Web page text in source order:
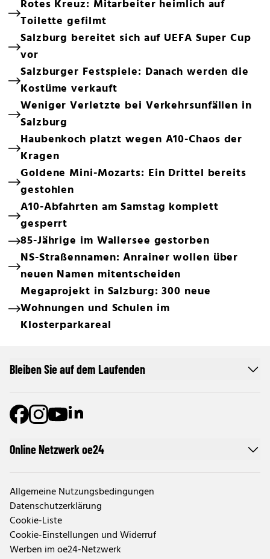
Rotes Kreuz: Mitarbeiter heimlich auf
Toilette gefilmt
Salzburg bereitet sich auf UEFA Super Cup
vor
Salzburger Festspiele: Danach werden die
Kostüme verkauft
Weniger Verletzte bei Verkehrsunfällen in
Salzburg
Haubenkoch platzt wegen A10-Chaos der
Kragen
Goldene Mini-Mozarts: Ein Drittel bereits
gestohlen
A10-Abfahrten am Samstag komplett
gesperrt
85-Jährige im Wallersee gestorben
NS-Straßennamen: Anrainer wollen über
neuen Namen mitentscheiden
Megaprojekt in Salzburg: 300 neue
Wohnungen und Schulen im
Klosterparkareal
Online Netzwerk oe24
Allgemeine Nutzungsbedingungen
Datenschutzerklärung
Cookie-Liste
Cookie-Einstellungen und Widerruf
Werben im oe24-Netzwerk
Bleiben Sie auf dem Laufenden